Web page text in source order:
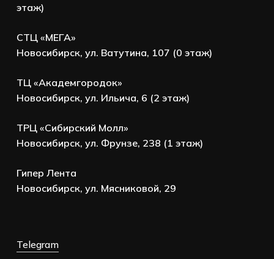
этаж)
СТЦ «МЕГА»
Новосибирск, ул. Ватутина, 107 (0 этаж)
ТЦ «Академгородок»
Новосибирск, ул. Ильича, 6 (2 этаж)
ТРЦ «Сибирский Молл»
Новосибирск, ул. Фрунзе, 238 (1 этаж)
Гипер Лента
Новосибирск, ул. Мясниковой, 29
Telegram